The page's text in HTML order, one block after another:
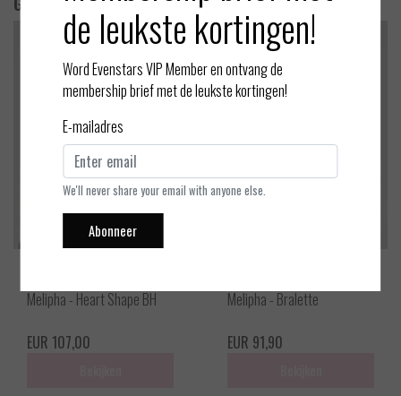
Melipha - Heart Shape BH
EUR 107,00
Melipha - Bralette
EUR 91,90
de leukste kortingen!
Word Evenstars VIP Member en ontvang de
membership brief met de leukste kortingen!
E-mailadres
We'll never share your email with anyone else.
Abonneer